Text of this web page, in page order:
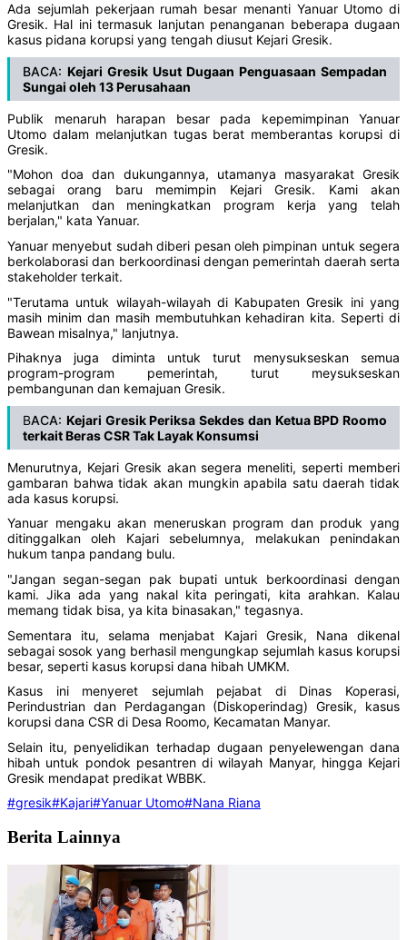
Ada sejumlah pekerjaan rumah besar menanti Yanuar Utomo di
Gresik. Hal ini termasuk lanjutan penanganan beberapa dugaan
kasus pidana korupsi yang tengah diusut Kejari Gresik.
BACA: Kejari Gresik Usut Dugaan Penguasaan Sempadan
Sungai oleh 13 Perusahaan
Publik menaruh harapan besar pada kepemimpinan Yanuar
Utomo dalam melanjutkan tugas berat memberantas korupsi di
Gresik.
"Mohon doa dan dukungannya, utamanya masyarakat Gresik
sebagai orang baru memimpin Kejari Gresik. Kami akan
melanjutkan dan meningkatkan program kerja yang telah
berjalan," kata Yanuar.
Yanuar menyebut sudah diberi pesan oleh pimpinan untuk segera
berkolaborasi dan berkoordinasi dengan pemerintah daerah serta
stakeholder terkait.
"Terutama untuk wilayah-wilayah di Kabupaten Gresik ini yang
masih minim dan masih membutuhkan kehadiran kita. Seperti di
Bawean misalnya," lanjutnya.
Pihaknya juga diminta untuk turut menysukseskan semua
program-program pemerintah, turut meysukseskan
pembangunan dan kemajuan Gresik.
BACA: Kejari Gresik Periksa Sekdes dan Ketua BPD Roomo
terkait Beras CSR Tak Layak Konsumsi
Menurutnya, Kejari Gresik akan segera meneliti, seperti memberi
gambaran bahwa tidak akan mungkin apabila satu daerah tidak
ada kasus korupsi.
Yanuar mengaku akan meneruskan program dan produk yang
ditinggalkan oleh Kajari sebelumnya, melakukan penindakan
hukum tanpa pandang bulu.
"Jangan segan-segan pak bupati untuk berkoordinasi dengan
kami. Jika ada yang nakal kita peringati, kita arahkan. Kalau
memang tidak bisa, ya kita binasakan," tegasnya.
Sementara itu, selama menjabat Kajari Gresik, Nana dikenal
sebagai sosok yang berhasil mengungkap sejumlah kasus korupsi
besar, seperti kasus korupsi dana hibah UMKM.
Kasus ini menyeret sejumlah pejabat di Dinas Koperasi,
Perindustrian dan Perdagangan (Diskoperindag) Gresik, kasus
korupsi dana CSR di Desa Roomo, Kecamatan Manyar.
Selain itu, penyelidikan terhadap dugaan penyelewengan dana
hibah untuk pondok pesantren di wilayah Manyar, hingga Kejari
Gresik mendapat predikat WBBK.
#gresik#Kajari#Yanuar Utomo#Nana Riana
Berita Lainnya